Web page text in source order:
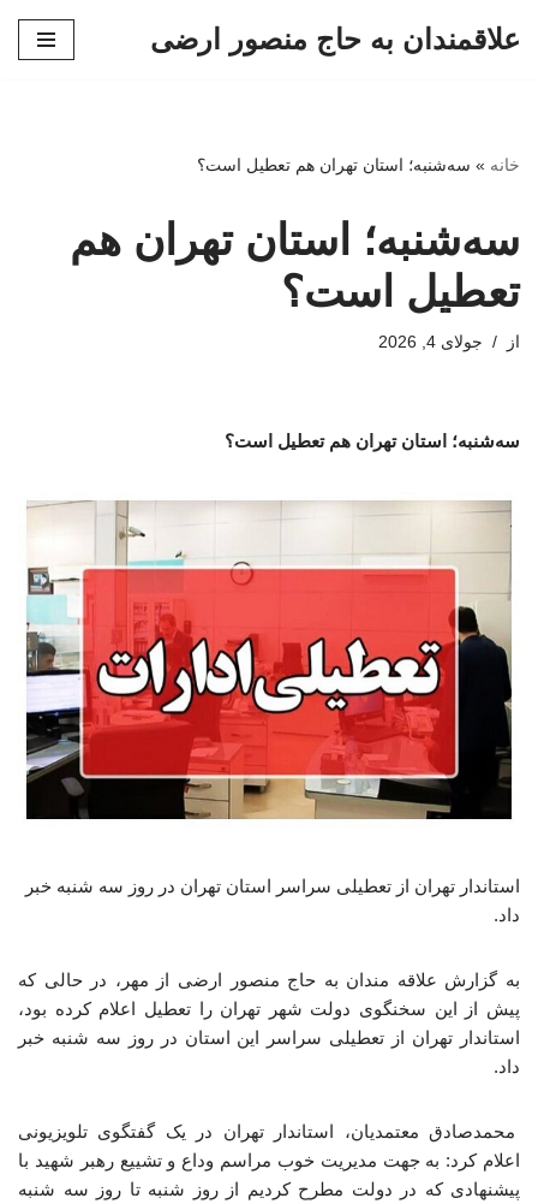
علاقمندان به حاج منصور ارضی
خانه » سه‌شنبه؛ استان تهران هم تعطیل است؟
سه‌شنبه؛ استان تهران هم
تعطیل است؟
از جولای 4, 2026
سه‌شنبه؛ استان تهران هم تعطیل است؟
استاندار تهران از تعطیلی سراسر استان تهران در روز سه شنبه خبر
داد.
به گزارش علاقه مندان به حاج منصور ارضی از مهر، در حالی که
پیش از این سخنگوی دولت شهر تهران را تعطیل اعلام کرده بود،
استاندار تهران از تعطیلی سراسر این استان در روز سه شنبه خبر
داد.
محمدصادق معتمدیان، استاندار تهران در یک گفتگوی تلویزیونی
اعلام کرد: به جهت مدیریت خوب مراسم وداع و تشییع رهبر شهید با
پیشنهادی که در دولت مطرح کردیم از روز شنبه تا روز سه شنبه